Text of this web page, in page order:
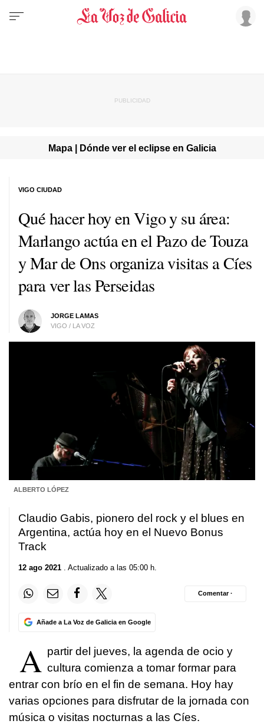
Mapa | Dónde ver el eclipse en Galicia
Qué hacer hoy en Vigo y su área:
Marlango actúa en el Pazo de Touza
y Mar de Ons organiza visitas a Cíes
para ver las Perseidas
JORGE LAMAS
VIGO / LA VOZ
VIGO CIUDAD
ALBERTO LÓPEZ
Claudio Gabis, pionero del rock y el blues en
Argentina, actúa hoy en el Nuevo Bonus
Track
12 ago 2021 . Actualizado a las 05:00 h.
Añade a La Voz de Galicia en Google
Comentar ·
A partir del jueves, la agenda de ocio y
cultura comienza a tomar formar para
entrar con brío en el fin de semana. Hoy hay
varias opciones para disfrutar de la jornada con
música o visitas nocturnas a las Cíes.